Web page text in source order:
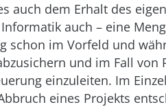
auch dem Erhalt des
auch – eine
schon im Vorfeld und
und im Fall
einzuleiten. Im
eines Projekts